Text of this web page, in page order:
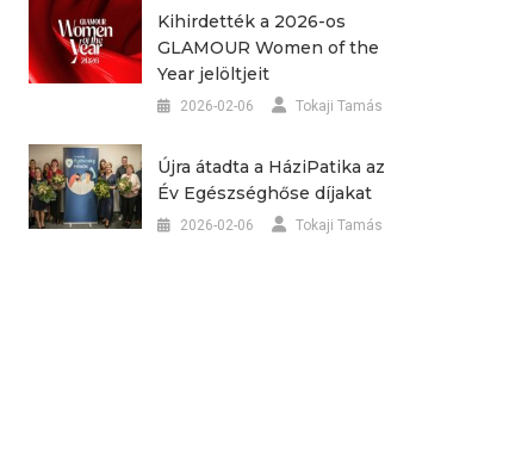
Kihirdették a 2026-os
GLAMOUR Women of the
Year jelöltjeit
2026-02-06 Tokaji Tamás
Újra átadta a HáziPatika az
Év Egészséghőse díjakat
2026-02-06 Tokaji Tamás